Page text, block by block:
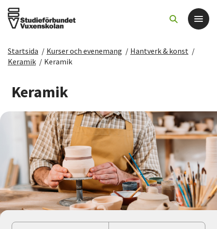
Det här gör vi
För dig som
Sök kurser och evenemang
Om SV
Starta studiecirkel
Cirkelledare
Nyheter
Startsida / Kurser och evenemang / Hantverk & konst /
Keramik / Keramik
Keramik